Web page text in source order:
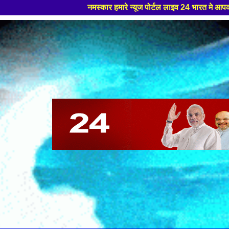
हमारे न्यूज पोर्टल लाइव 24 भारत मे आपका स्वागत हैं ,यहाँ आपको